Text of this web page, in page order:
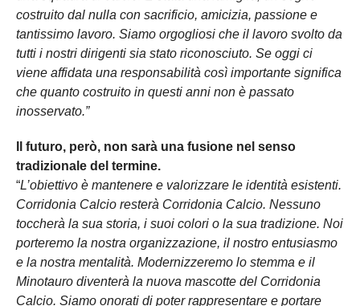
costruito dal nulla con sacrificio, amicizia, passione e
tantissimo lavoro. Siamo orgogliosi che il lavoro svolto da
tutti i nostri dirigenti sia stato riconosciuto. Se oggi ci
viene affidata una responsabilità così importante significa
che quanto costruito in questi anni non è passato
inosservato.”
Il futuro, però, non sarà una fusione nel senso
tradizionale del termine.
“L’obiettivo è mantenere e valorizzare le identità esistenti.
Corridonia Calcio resterà Corridonia Calcio. Nessuno
toccherà la sua storia, i suoi colori o la sua tradizione. Noi
porteremo la nostra organizzazione, il nostro entusiasmo
e la nostra mentalità. Modernizzeremo lo stemma e il
Minotauro diventerà la nuova mascotte del Corridonia
Calcio. Siamo onorati di poter rappresentare e portare